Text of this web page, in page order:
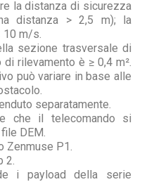
la distanza di sicurezza
distanza > 2,5 m); la
10 m/s.
sezione trasversale di
rilevamento è ≥ 0,4 m².
può variare in base alle
separatamente.
che il telecomando si
DEM.
Zenmuse P1.
2.
i payload della serie